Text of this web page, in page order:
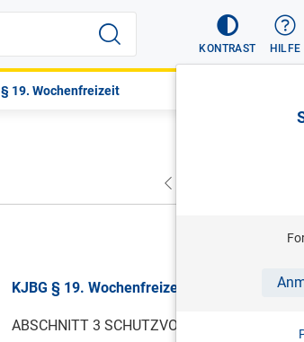
KONTRAST HILFE
§ 19. Wochenfreizeit
KJBG § 19. Wochenfreizeit, BGBl. I Nr.
ABSCHNITT 3 SCHUTZVORSCHRIFTEN FÜR